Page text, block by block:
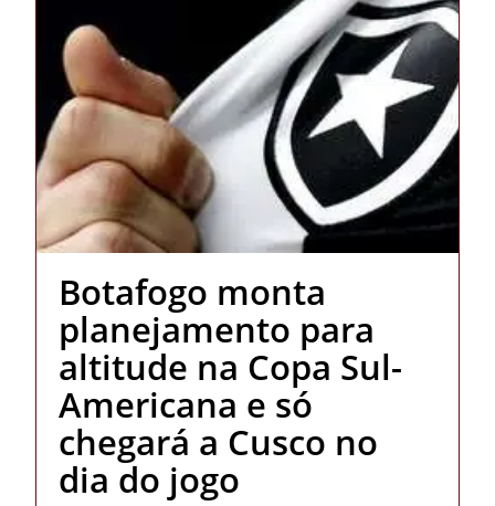
Botafogo monta
planejamento para
altitude na Copa Sul-
Americana e só
chegará a Cusco no
dia do jogo